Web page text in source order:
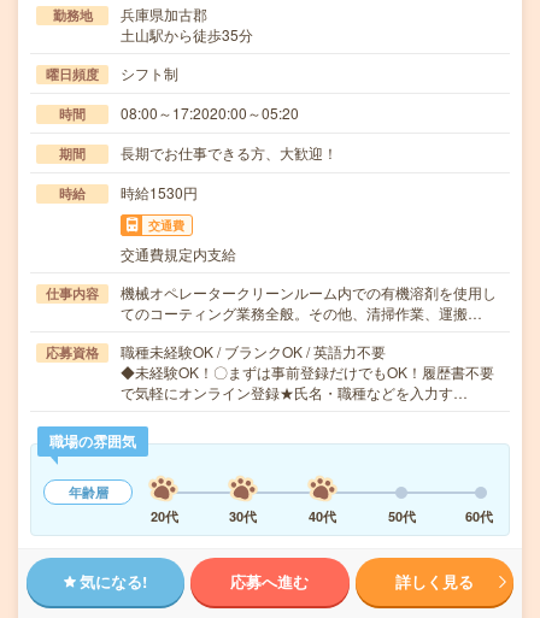
勤務地
兵庫県加古郡
土山駅から徒歩35分
曜日頻度 シフト制
時間 08:00～17:2020:00～05:20
期間 長期でお仕事できる方、大歓迎！
時給 時給1530円
交通費
交通費規定内支給
仕事内容
機械オペレータークリーンルーム内での有機溶剤を使用し
てのコーティング業務全般。その他、清掃作業、運搬…
応募資格
職種未経験OK / ブランクOK / 英語力不要
◆未経験OK！〇まずは事前登録だけでもOK！履歴書不要
で気軽にオンライン登録★氏名・職種などを入力す…
職場の雰囲気
年齢層
20代
30代 40代 50代 60代
気になる! 応募へ進む 詳しく見る